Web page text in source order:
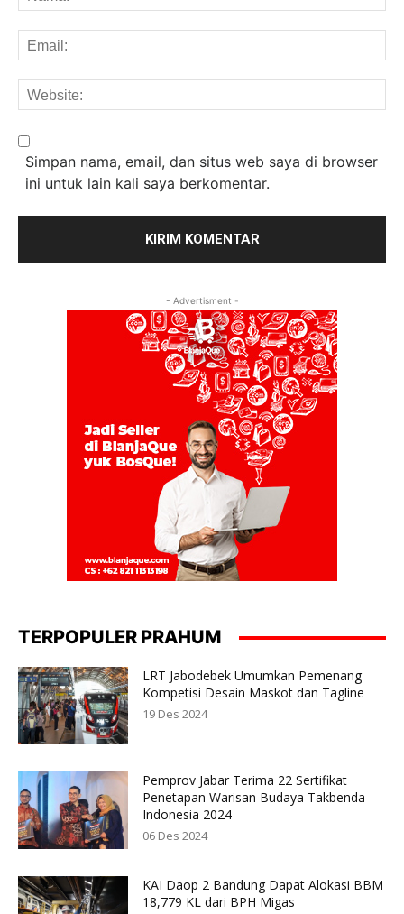
Simpan nama, email, dan situs web saya di browser
ini untuk lain kali saya berkomentar.
- Advertisment -
TERPOPULER PRAHUM
LRT Jabodebek Umumkan Pemenang
Kompetisi Desain Maskot dan Tagline
19 Des 2024
Pemprov Jabar Terima 22 Sertifikat
Penetapan Warisan Budaya Takbenda
Indonesia 2024
06 Des 2024
KAI Daop 2 Bandung Dapat Alokasi BBM
18,779 KL dari BPH Migas